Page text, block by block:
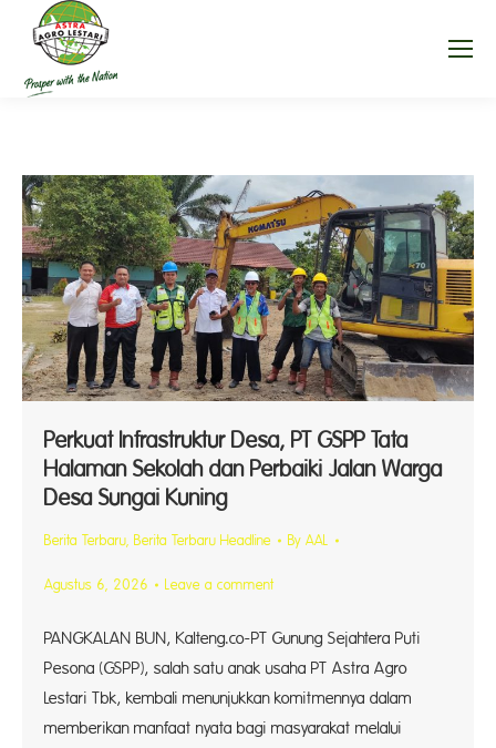
Perkuat Infrastruktur Desa, PT GSPP Tata
Halaman Sekolah dan Perbaiki Jalan Warga
Desa Sungai Kuning
Berita Terbaru, Berita Terbaru Headline By AAL
Agustus 6, 2026 Leave a comment
PANGKALAN BUN, Kalteng.co-PT Gunung Sejahtera Puti
Pesona (GSPP), salah satu anak usaha PT Astra Agro
Lestari Tbk, kembali menunjukkan komitmennya dalam
memberikan manfaat nyata bagi masyarakat melalui